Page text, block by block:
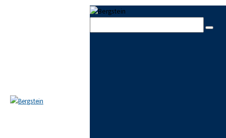
Skip to footer
ÁREAS DE PRÁCTICA
NOTICIAS